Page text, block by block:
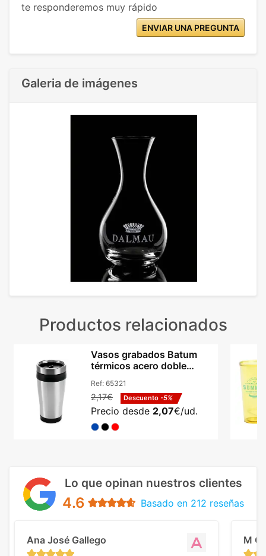
te responderemos muy rápido
ENVIAR UNA PREGUNTA
Galeria de imágenes
Productos relacionados
Vasos grabados Batum
térmicos acero doble
Ref: 65321
2,17€ Descuento -5%
Precio desde 2,07€/ud.
Lo que opinan nuestros clientes
4.6 Basado en 212 reseñas
Ana José Gallego M C